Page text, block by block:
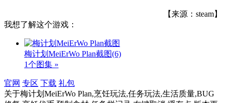
【来源：steam】
我想了解这个游戏：
梅计划MeiErWo Plan截图(6)
1个图集 »
官网 专区 下载 礼包
关于梅计划MeiErWo Plan,烹饪玩法,任务玩法,生活质量,BUG